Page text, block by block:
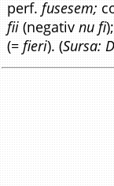
perf. fusesem;
fii (negativnu fi
(= fieri). (Sursa: